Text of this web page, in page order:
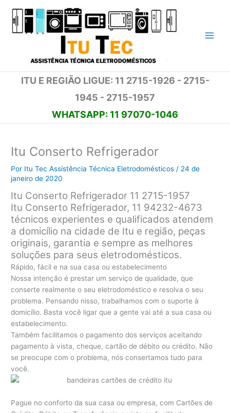
para
ITU E REGIÃO LIGUE: 11 2715-1926 - 2715-
1945 - 2715-1957
WHATSAPP: 11 97070-1046
Itu Conserto Refrigerador
Por Itu Tec Assistência Técnica Eletrodomésticos / 24 de
janeiro de 2020
Itu Conserto Refrigerador 11 2715-1957
Itu Conserto Refrigerador, 11 94232-4673
técnicos experientes e qualificados atendem
a domicílio na cidade de Itu e região, peças
originais, garantia e sempre as melhores
soluções para seus eletrodomésticos.
Rápido, fácil e na sua casa ou estabelecimento
Nossa intenção é prestar um serviço de qualidade, que
conserte realmente o seu eletrodoméstico e resolva o seu
problema. Pensando nisso, trabalhamos com o suporte à
domicílio. Basta você ligar que a gente vai até a sua casa ou
estabelecimento.
Também facilitamos o pagamento dos serviços aceitando
pagamento à vista, cheque, cartão de débito ou crédito. Não
se preocupe com o problema, nós consertamos tudo para
você.
Pague no conforto da sua casa ou empresa, com Cartões de